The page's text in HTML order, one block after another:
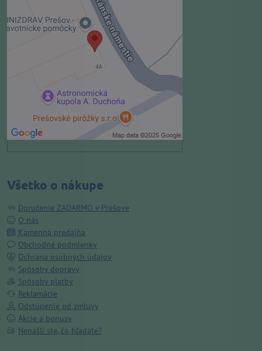
Voľbami súkromia
Prajete si načítať externý obsah?
Povoliť tentokrát
Povoliť a zapamätať - súhlas s
druhom cookie: Funkčné
Otvoriť obsah v novom okne
Všetko o nákupe
Doručenie ZADARMO v Prešove
O nás
Kamenná predajňa
Obchodné podmienky
Ochrana osobných údajov
Spôsoby dopravy
Spôsoby platby
Reklamácie
Odstúpenie od zmluvy
Akcie a bonusy
Nenašli ste, čo hľadáte?